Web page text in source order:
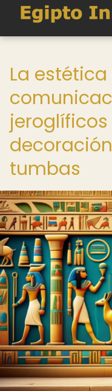
La
jeroglíficos
tumbas